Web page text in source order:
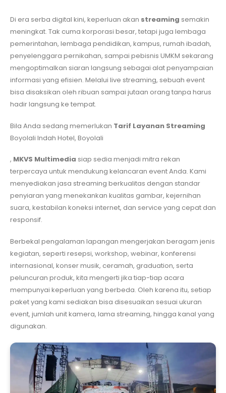
Di era serba digital kini, keperluan akan streaming semakin
meningkat. Tak cuma korporasi besar, tetapi juga lembaga
pemerintahan, lembaga pendidikan, kampus, rumah ibadah,
penyelenggara pernikahan, sampai pebisnis UMKM sekarang
mengoptimalkan siaran langsung sebagai alat penyampaian
informasi yang efisien. Melalui live streaming, sebuah event
bisa disaksikan oleh ribuan sampai jutaan orang tanpa harus
hadir langsung ke tempat.
Bila Anda sedang memerlukan Tarif Layanan Streaming
Boyolali Indah Hotel, Boyolali
, MKVS Multimedia siap sedia menjadi mitra rekan
terpercaya untuk mendukung kelancaran event Anda. Kami
menyediakan jasa streaming berkualitas dengan standar
penyiaran yang menekankan kualitas gambar, kejernihan
suara, kestabilan koneksi internet, dan service yang cepat dan
responsif.
Berbekal pengalaman lapangan mengerjakan beragam jenis
kegiatan, seperti resepsi, workshop, webinar, konferensi
internasional, konser musik, ceramah, graduation, serta
peluncuran produk, kita mengerti jika tiap-tiap acara
mempunyai keperluan yang berbeda. Oleh karena itu, setiap
paket yang kami sediakan bisa disesuaikan sesuai ukuran
event, jumlah unit kamera, lama streaming, hingga kanal yang
digunakan.